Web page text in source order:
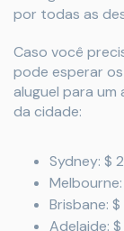
por todas as
Caso você
pode esperar
aluguel para
da cidade:
Sydney: $
Melbourne:
Brisbane: $
Adelaide: $